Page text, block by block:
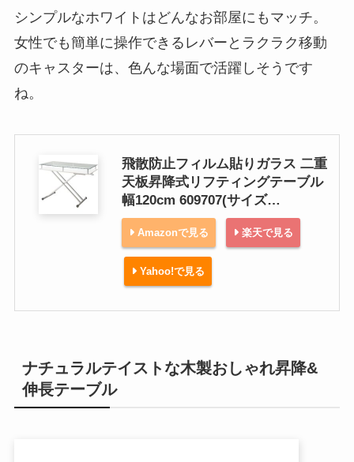
シンプルなホワイトはどんなお部屋にもマッチ。
女性でも簡単に操作できるレバーとラクラク移動
のキャスターは、色んな場面で活躍しそうです
ね。
飛散防止フィルム貼りガラス 二重
天板昇降式リフティングテーブル
幅120cm 609707(サイズ…
Amazonで見る 楽天で見る
Yahoo!で見る
ナチュラルテイストな木製おしゃれ昇降&
伸長テーブル